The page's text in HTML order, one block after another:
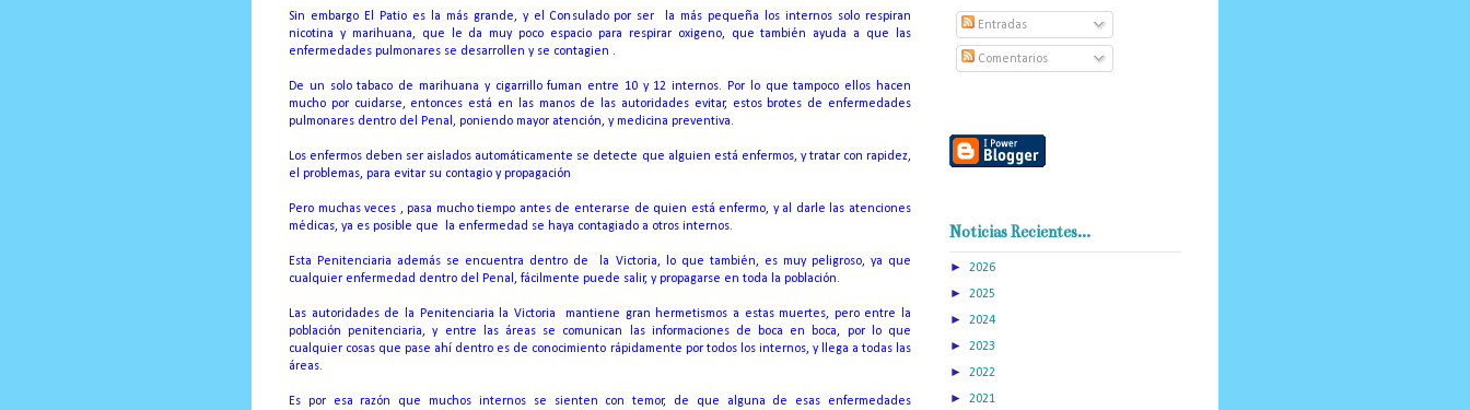
Sin embargo El Patio es la más grande, y el Consulado por ser
la más pequeña los internos solo respiran
nicotina y marihuana, que le da muy poco espacio para respirar oxigeno, que también ayuda a que las
enfermedades pulmonares se desarrollen y se contagien .
De un solo tabaco de marihuana y cigarrillo fuman entre 10 y 12 internos. Por lo que tampoco ellos hacen
mucho por cuidarse, entonces está en las manos de las autoridades evitar, estos brotes de enfermedades
pulmonares dentro del Penal, poniendo mayor atención, y medicina preventiva.
Los enfermos deben ser aislados automáticamente se detecte que alguien está enfermos, y tratar con rapidez,
el problemas, para evitar su contagio y propagación
Pero muchas veces , pasa mucho tiempo antes de enterarse de quien está enfermo, y al darle las atenciones
médicas, ya es posible que
la enfermedad se haya contagiado a otros internos.
Esta Penitenciaria además se encuentra dentro de
la Victoria, lo que también, es muy peligroso, ya que
cualquier enfermedad dentro del Penal, fácilmente puede salir, y propagarse en toda la población.
Las autoridades de la Penitenciaria la Victoria mantiene gran hermetismos a estas muertes, pero entre la
población penitenciaria, y entre las áreas se comunican las informaciones de boca en boca, por lo que
cualquier cosas que pase ahí dentro es de conocimiento rápidamente por todos los internos, y llega a todas las
áreas.
Es por esa razón que muchos internos se sienten con temor, de que alguna de esas enfermedades
Entradas
Comentarios
Noticias Recientes...
► 2026
► 2025
► 2024
► 2023
► 2022
► 2021